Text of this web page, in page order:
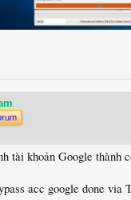
tài khoản Google thành
acc google done via